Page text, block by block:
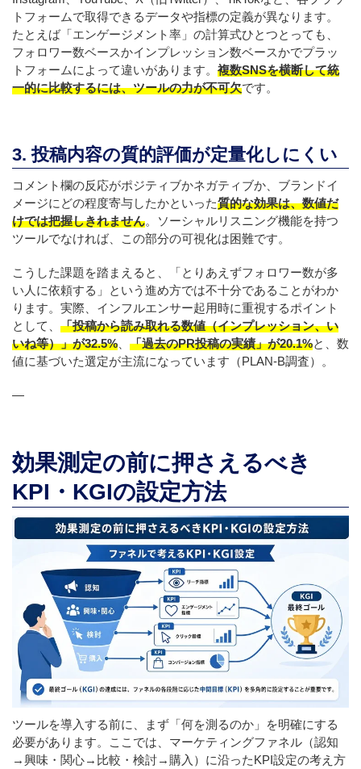
トフォームで取得できるデータや指標の定義が異なります。
たとえば「エンゲージメント率」の計算式ひとつとっても、
フォロワー数ベースかインプレッション数ベースかでプラッ
トフォームによって違いがあります。 複数SNSを横断して統
一的に比較するには、ツールの力が不可欠です。
3. 投稿内容の質的評価が定量化しにくい
コメント欄の反応がポジティブかネガティブか、ブランドイ
メージにどの程度寄与したかといった質的な効果は、数値だ
けでは把握しきれません。ソーシャルリスニング機能を持つ
ツールでなければ、この部分の可視化は困難です。
こうした課題を踏まえると、「とりあえずフォロワー数が多
い人に依頼する」という進め方では不十分であることがわか
ります。実際、インフルエンサー起用時に重視するポイント
として、 「投稿から読み取れる数値（インプレッション、い
いね等）」が32.5%
「過去のPR投稿の実績」が20.1%と、数
値に基づいた選定が主流になっています（PLAN-B調査）。
—
効果測定の前に押さえるべき
KPI・KGIの設定方法
ツールを導入する前に、まず「何を測るのか」を明確にする
必要があります。ここでは、マーケティングファネル（認知
→興味・関心→比較・検討→購入）に沿ったKPI設定の考え方